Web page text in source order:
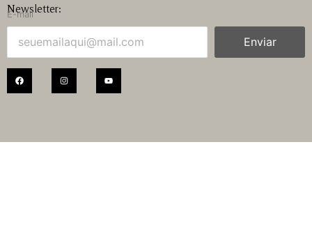
Newsletter:
E-mail
Enviar